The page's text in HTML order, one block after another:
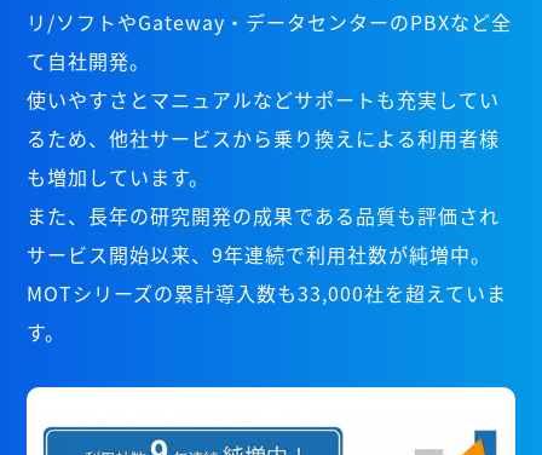
リ/ソフトやGateway・データセンターのPBXなど全
て自社開発。
使いやすさとマニュアルなどサポートも充実してい
るため、他社サービスから乗り換えによる利用者様
も増加しています。
また、長年の研究開発の成果である品質も評価され
サービス開始以来、9年連続で利用社数が純増中。
MOTシリーズの累計導入数も33,000社を超えていま
す。